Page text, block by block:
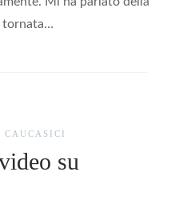
tornata…
CAUCASICI
su